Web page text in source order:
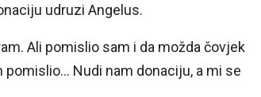
udruzi Angelus.
Ali pomislio sam i da možda čovjek
pomislio… Nudi nam donaciju, a mi se